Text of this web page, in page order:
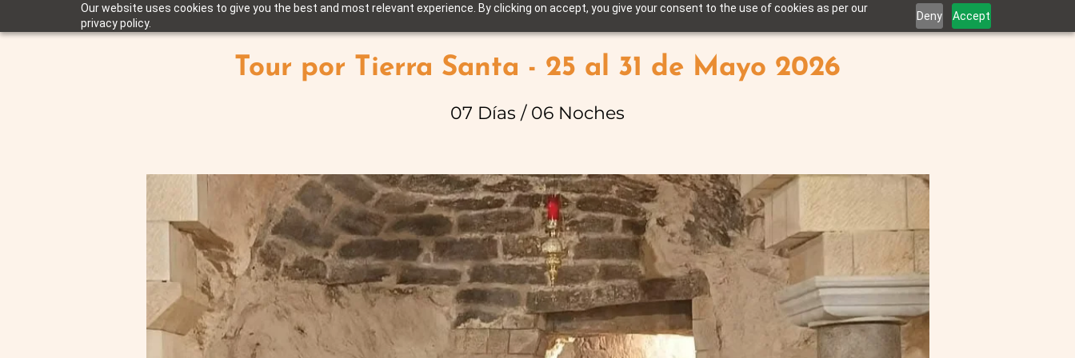
Our website uses cookies to give you the best and most relevant experience. By clicking on accept, you give your consent to the use of cookies as per our
privacy policy.
Deny Accept
Tour por Tierra Santa - 25 al 31 de Mayo 2026
07 Días / 06 Noches